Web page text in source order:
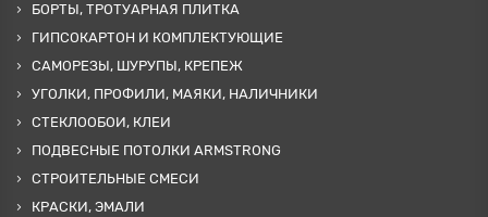
БОРТЫ, ТРОТУАРНАЯ ПЛИТКА
ГИПСОКАРТОН И КОМПЛЕКТУЮЩИЕ
САМОРЕЗЫ, ШУРУПЫ, КРЕПЕЖ
УГОЛКИ, ПРОФИЛИ, МАЯКИ, НАЛИЧНИКИ
СТЕКЛООБОИ, КЛЕИ
ПОДВЕСНЫЕ ПОТОЛКИ ARMSTRONG
СТРОИТЕЛЬНЫЕ СМЕСИ
КРАСКИ, ЭМАЛИ